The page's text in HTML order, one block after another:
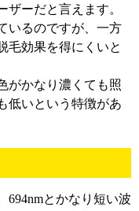
ーだと言えます。
いるのですが、一方
毛効果を得にくいと
がかなり濃くても照
低いという特徴があ
694nmとかなり短い波